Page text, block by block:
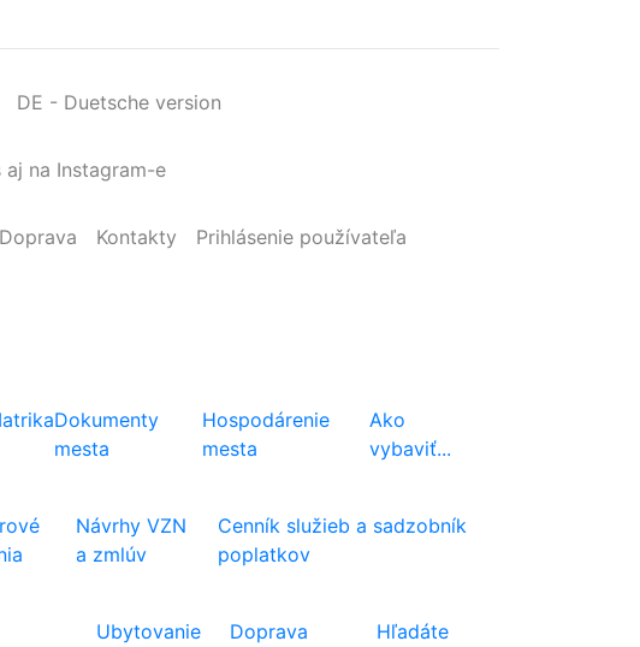
DE - Duetsche version
aj na Instagram-e
Doprava Kontakty Prihlásenie používateľa
Dokumenty
mesta
Hospodárenie
mesta
Ako
vybaviť...
Návrhy VZN
a zmlúv
Cenník služieb a sadzobník
poplatkov
Ubytovanie
Doprava
Hľadáte